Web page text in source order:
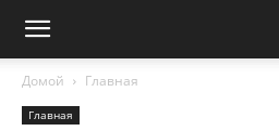
Домой Главная
Главная